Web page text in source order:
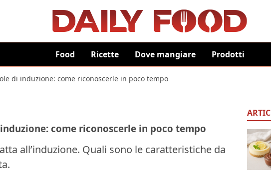
Food Ricette Dove mangiare Prodotti
di induzione: come riconoscerle in poco tempo
come riconoscerle in poco tempo
all’induzione. Quali sono le caratteristiche da